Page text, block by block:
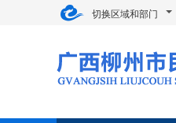
切换区域和部门